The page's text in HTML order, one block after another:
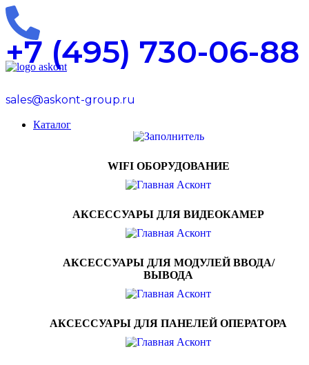
+7 (495) 730-06-88
sales@askont-group.ru
Каталог
WIFI ОБОРУДОВАНИЕ
АКСЕССУАРЫ ДЛЯ ВИДЕОКАМЕР
АКСЕССУАРЫ ДЛЯ МОДУЛЕЙ ВВОДА/
ВЫВОДА
АКСЕССУАРЫ ДЛЯ ПАНЕЛЕЙ ОПЕРАТОРА